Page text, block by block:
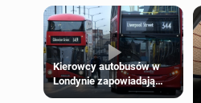
Kierowcy autobusów w
Londynie zapowiadają
strajki